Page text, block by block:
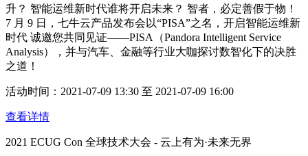
升？ 智能运维新时代谁将开启未来？ 智者，必定善假于物！
7 月 9 日，七牛云产品发布会以“PISA”之名，开启智能运维新
时代 诚邀您共同见证——PISA（Pandora Intelligent Service
Analysis），并与汽车、金融等行业大咖探讨数智化下的决胜
之道！
活动时间：2021-07-09 13:30 至 2021-07-09 16:00
查看详情
2021 ECUG Con 全球技术大会 - 云上有为·未来无界